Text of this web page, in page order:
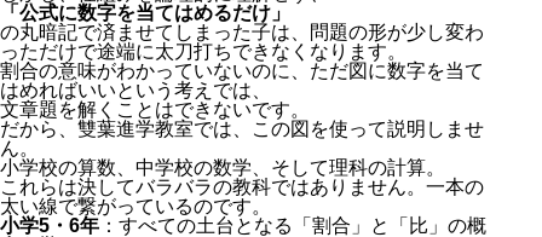
「公式に数字を当てはめるだけ」
の丸暗記で済ませてしまった子は、問題の形が少し変わ
っただけで途端に太刀打ちできなくなります。
割合の意味がわかっていないのに、ただ図に数字を当て
はめればいいという考えでは、
文章題を解くことはできないです。
だから、雙葉進学教室では、この図を使って説明しませ
ん。
小学校の算数、中学校の数学、そして理科の計算。
これらは決してバラバラの教科ではありません。一本の
太い線で繋がっているのです。
小学5・6年 ：すべての土台となる「割合」と「比」の概